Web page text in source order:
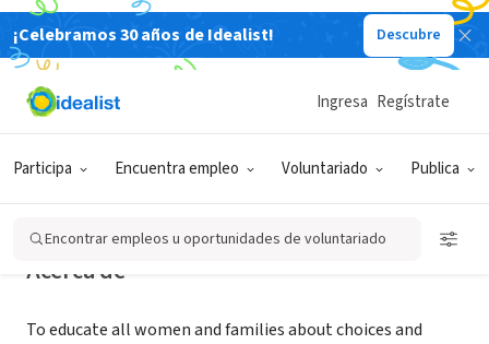
¡Celebramos 30 años de Idealist! Descubre
Participa Encuentra empleo Voluntariado Publica
Ingresa Regístrate
Encontrar empleos u oportunidades de voluntariado
ORGANIZACIÓN SIN FIN DE LUCRO
Birthways
Acerca de
To educate all women and families about choices and